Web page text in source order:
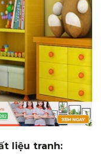
liệu tranh: